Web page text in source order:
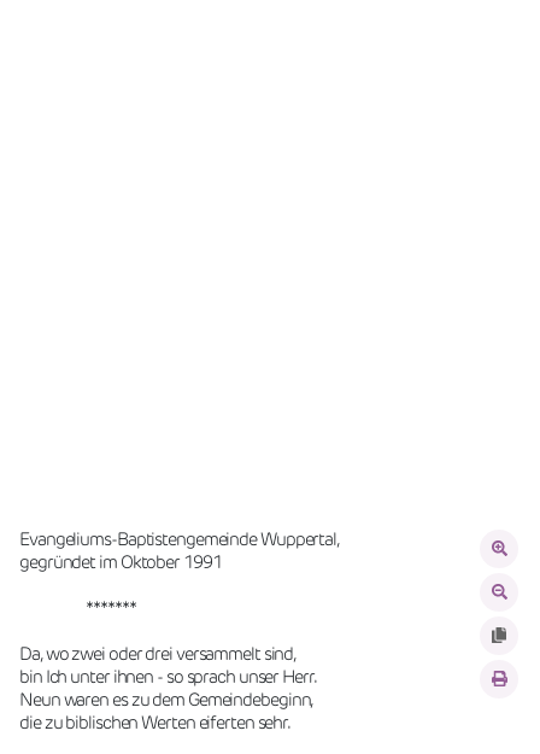
Evangeliums-Baptistengemeinde Wuppertal,
gegründet im Oktober 1991
                   *******
Da, wo zwei oder drei versammelt sind,
bin Ich unter ihnen - so sprach unser Herr.
Neun waren es zu dem Gemeindebeginn,
die zu biblischen Werten eiferten sehr.